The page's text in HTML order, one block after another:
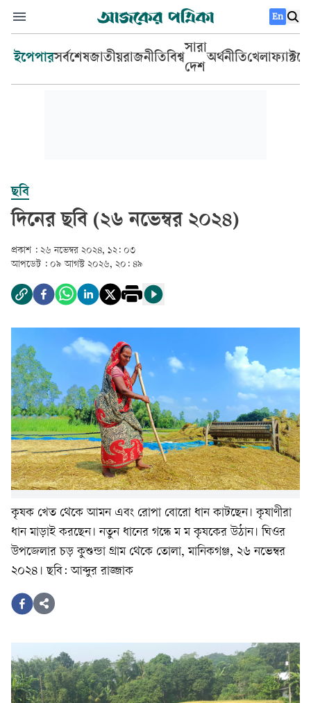
En
ইপেপারসর্বশেষজাতীয়রাজনীতিবিশ্ব
সারা
দেশ
অর্থনীতিখেলা
ছবি
দিনের ছবি (২৬ নভেম্বর ২০২৪)
প্রকাশ : ২৬ নভেম্বর ২০২৪, ১২: ০৩
আপডেট : ০৯ আগস্ট ২০২৬, ২০: ৪৯
কৃষক খেত থেকে আমন এবং রোপা বোরো ধান কাটছেন। কৃষাণীরা
ধান মাড়াই করছেন। নতুন ধানের গন্ধে ম ম কৃষকের উঠান। ঘিওর
উপজেলার চড় কুশুন্ডা গ্রাম থেকে তোলা, মানিকগঞ্জ, ২৬ নভেম্বর
২০২৪। ছবি: আব্দুর রাজ্জাক